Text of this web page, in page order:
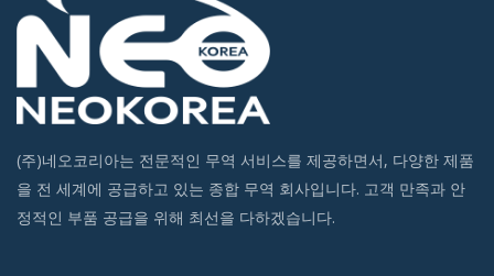
(주)네오코리아는 전문적인 무역 서비스를 제공하면서, 다양한 제품
을 전 세계에 공급하고 있는 종합 무역 회사입니다. 고객 만족과 안
정적인 부품 공급을 위해 최선을 다하겠습니다.